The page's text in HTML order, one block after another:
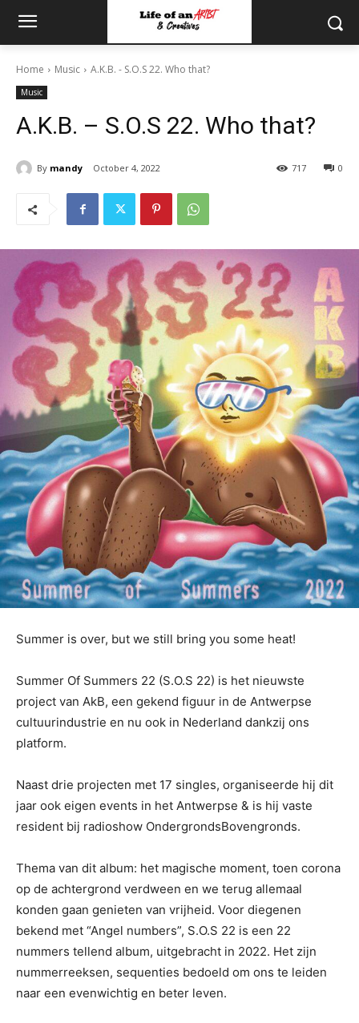
Home Music A.K.B. - S.O.S 22. Who that?
Music
A.K.B. – S.O.S 22. Who that?
By mandy October 4, 2022 0
717
Summer is over, but we still bring you some heat!
Summer Of Summers 22 (S.O.S 22) is het nieuwste
project van AkB, een gekend figuur in de Antwerpse
cultuurindustrie en nu ook in Nederland dankzij ons
platform.
Naast drie projecten met 17 singles, organiseerde hij dit
jaar ook eigen events in het Antwerpse & is hij vaste
resident bij radioshow OndergrondsBovengronds.
Thema van dit album: het magische moment, toen corona
op de achtergrond verdween en we terug allemaal
konden gaan genieten van vrijheid. Voor diegenen
bekend met “Angel numbers”, S.O.S 22 is een 22
nummers tellend album, uitgebracht in 2022. Het zijn
nummerreeksen, sequenties bedoeld om ons te leiden
naar een evenwichtig en beter leven.